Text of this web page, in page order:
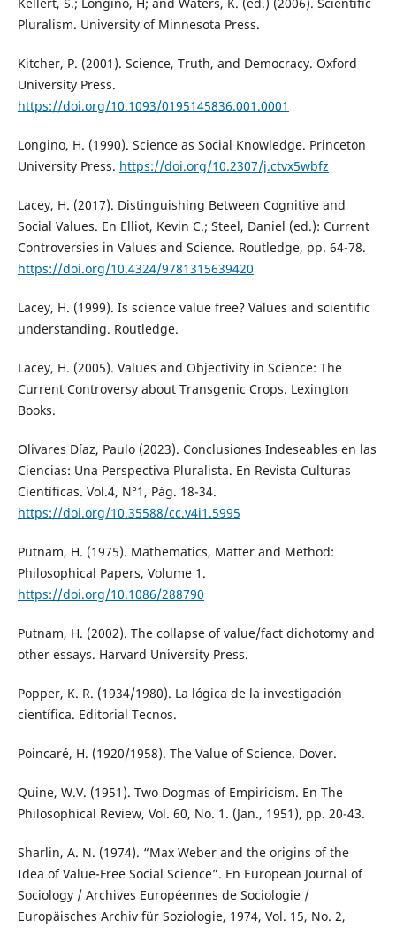
Pluralism. University of Minnesota Press.
Kitcher, P. (2001). Science, Truth, and Democracy. Oxford
University Press.
https://doi.org/10.1093/0195145836.001.0001
Longino, H. (1990). Science as Social Knowledge. Princeton
University Press. https://doi.org/10.2307/j.ctvx5wbfz
Lacey, H. (2017). Distinguishing Between Cognitive and
Social Values. En Elliot, Kevin C.; Steel, Daniel (ed.): Current
Controversies in Values and Science. Routledge, pp. 64-78.
https://doi.org/10.4324/9781315639420
Lacey, H. (1999). Is science value free? Values and scientific
understanding. Routledge.
Lacey, H. (2005). Values and Objectivity in Science: The
Current Controversy about Transgenic Crops. Lexington
Books.
Olivares Díaz, Paulo (2023). Conclusiones Indeseables en las
Ciencias: Una Perspectiva Pluralista. En Revista Culturas
Científicas. Vol.4, N°1, Pág. 18-34.
https://doi.org/10.35588/cc.v4i1.5995
Putnam, H. (1975). Mathematics, Matter and Method:
Philosophical Papers, Volume 1.
https://doi.org/10.1086/288790
Putnam, H. (2002). The collapse of value/fact dichotomy and
other essays. Harvard University Press.
Popper, K. R. (1934/1980). La lógica de la investigación
científica. Editorial Tecnos.
Poincaré, H. (1920/1958). The Value of Science. Dover.
Quine, W.V. (1951). Two Dogmas of Empiricism. En The
Philosophical Review, Vol. 60, No. 1. (Jan., 1951), pp. 20-43.
Sharlin, A. N. (1974). “Max Weber and the origins of the
Idea of Value-Free Social Science”. En European Journal of
Sociology / Archives Européennes de Sociologie /
Europäisches Archiv für Soziologie, 1974, Vol. 15, No. 2,